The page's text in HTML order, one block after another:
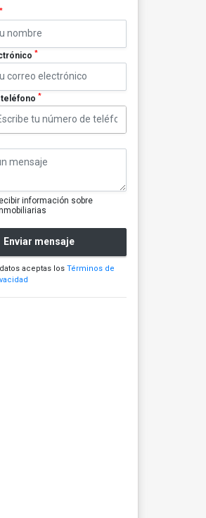
*
*
teléfono *
información sobre
Enviar mensaje
aceptas los Términos de